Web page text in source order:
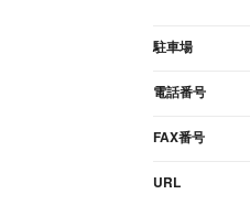
駐車場
電話番号
FAX番号
URL